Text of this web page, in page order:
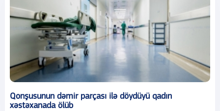
Qonşusunun dəmir parçası ilə döydüyü qadın
xəstəxanada ölüb